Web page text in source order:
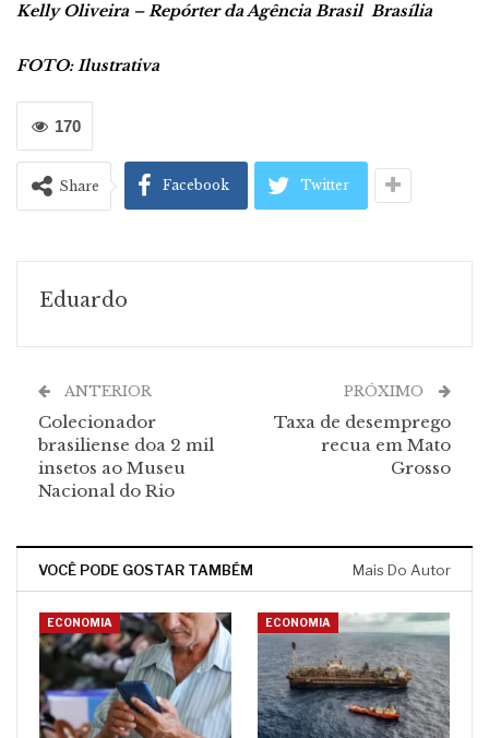
Kelly Oliveira – Repórter da Agência Brasil Brasília
FOTO: Ilustrativa
170
Share Facebook Twitter
Eduardo
ANTERIOR
Colecionador
brasiliense doa 2 mil
insetos ao Museu
Nacional do Rio
PRÓXIMO
Taxa de desemprego
recua em Mato
Grosso
VOCÊ PODE GOSTAR TAMBÉM Mais Do Autor
ECONOMIA ECONOMIA